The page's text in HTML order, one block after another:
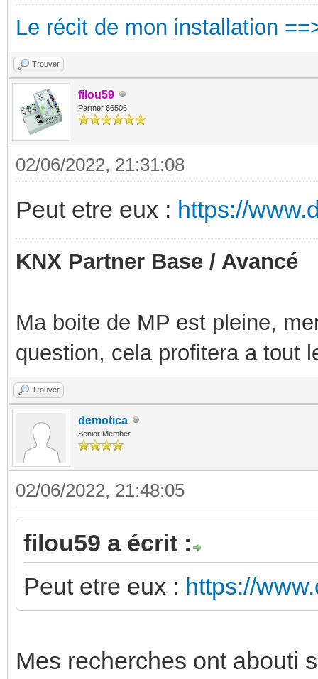
Le récit de mon installation
Trouver
filou59
Partner 66506
02/06/2022, 21:31:08
Peut etre eux : https://
KNX Partner Base / Avancé
Ma boite de MP est pleine,
question, cela profitera a tout
Trouver
demotica
Senior Member
02/06/2022, 21:48:05
filou59 a écrit :
Peut etre eux : https://
Mes recherches ont abouti